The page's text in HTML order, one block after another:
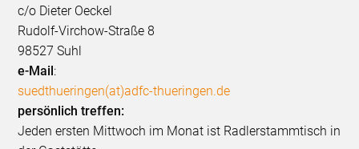
c/o Dieter Oeckel
Rudolf-Virchow-Straße 8
98527 Suhl
e-Mail:
suedthueringen(at)adfc-thueringen.de
persönlich treffen:
Jeden ersten Mittwoch im Monat ist Radlerstammtisch in